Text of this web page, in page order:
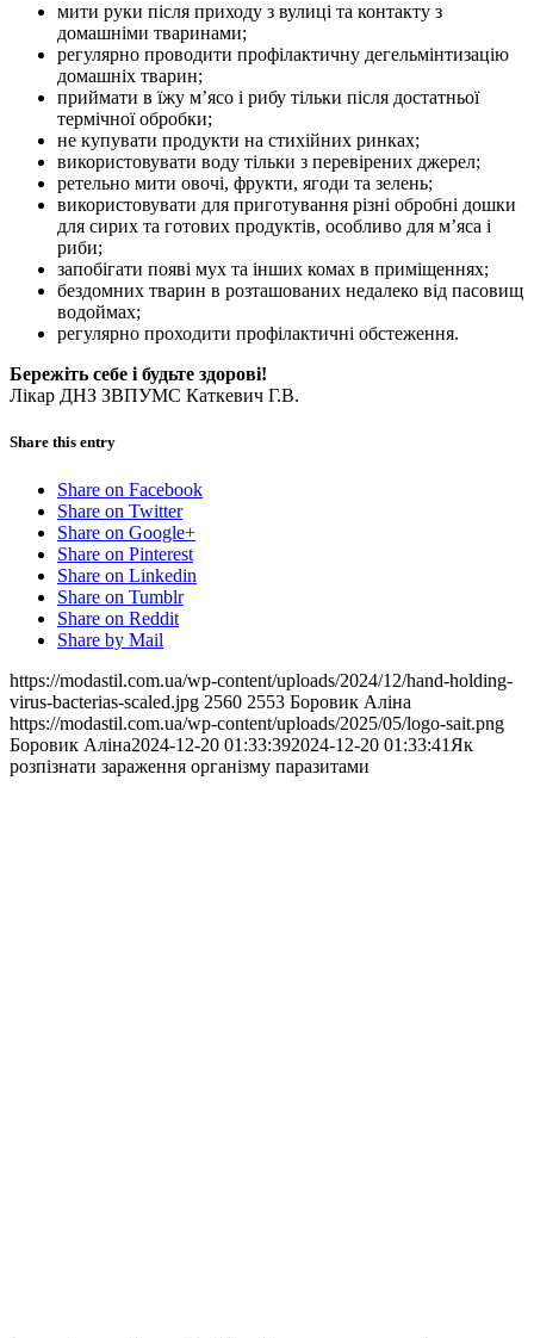
мити руки після приходу з вулиці та контакту з
домашніми тваринами;
регулярно проводити профілактичну дегельмінтизацію
домашніх тварин;
приймати в їжу м’ясо і рибу тільки після достатньої
термічної обробки;
не купувати продукти на стихійних ринках;
використовувати воду тільки з перевірених джерел;
ретельно мити овочі, фрукти, ягоди та зелень;
використовувати для приготування різні обробні дошки
для сирих та готових продуктів, особливо для м’яса і
риби;
запобігати появі мух та інших комах в приміщеннях;
бездомних тварин в розташованих недалеко від пасовищ
водоймах;
регулярно проходити профілактичні обстеження.
Бережіть себе і будьте здорові!
Лікар ДНЗ ЗВПУМС Каткевич Г.В.
Share this entry
Share on Facebook
Share on Twitter
Share on Google+
Share on Pinterest
Share on Linkedin
Share on Tumblr
Share on Reddit
Share by Mail
https://modastil.com.ua/wp-content/uploads/2024/12/hand-holding-
virus-bacterias-scaled.jpg 2560 2553 Боровик Аліна
https://modastil.com.ua/wp-content/uploads/2025/05/logo-sait.png
Боровик Аліна2024-12-20 01:33:392024-12-20 01:33:41 Як
розпізнати зараження організму паразитами